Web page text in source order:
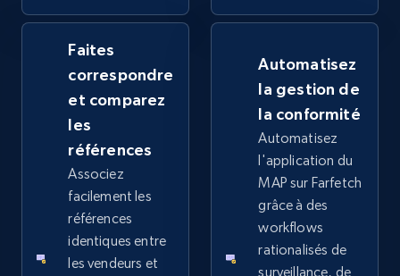
2.4K+ 202+ Commencer
Google Shopping - collects products from
web using keywords
URL, Product id, Title, Product description,
Rating, Reviews count, Images, Variations, and
more.
2.4K+ 202+
Faites
correspondre
et comparez
les
références
Associez
facilement les
références
identiques entre
les vendeurs et
Automatisez
la gestion de
la conformité
Automatisez
l'application du
MAP sur Farfetch
grâce à des
workflows
rationalisés de
surveillance, de